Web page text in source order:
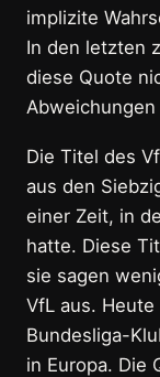
implizite
In den letzten
diese Quote
Die Titel des
aus den
einer Zeit, in
hatte. Diese
sie sagen
VfL aus.
Bundesliga-
in Europa. Die